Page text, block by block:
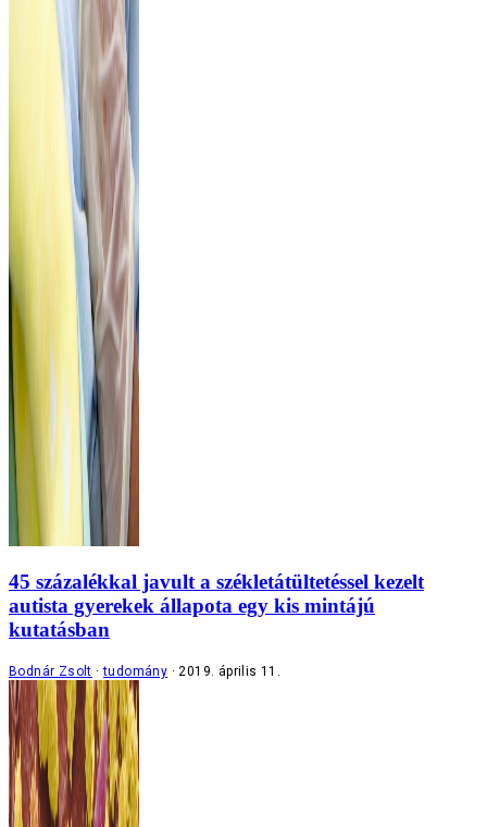
45 százalékkal javult a székletátültetéssel kezelt
autista gyerekek állapota egy kis mintájú
kutatásban
Bodnár Zsolt tudomány 2019. április 11.